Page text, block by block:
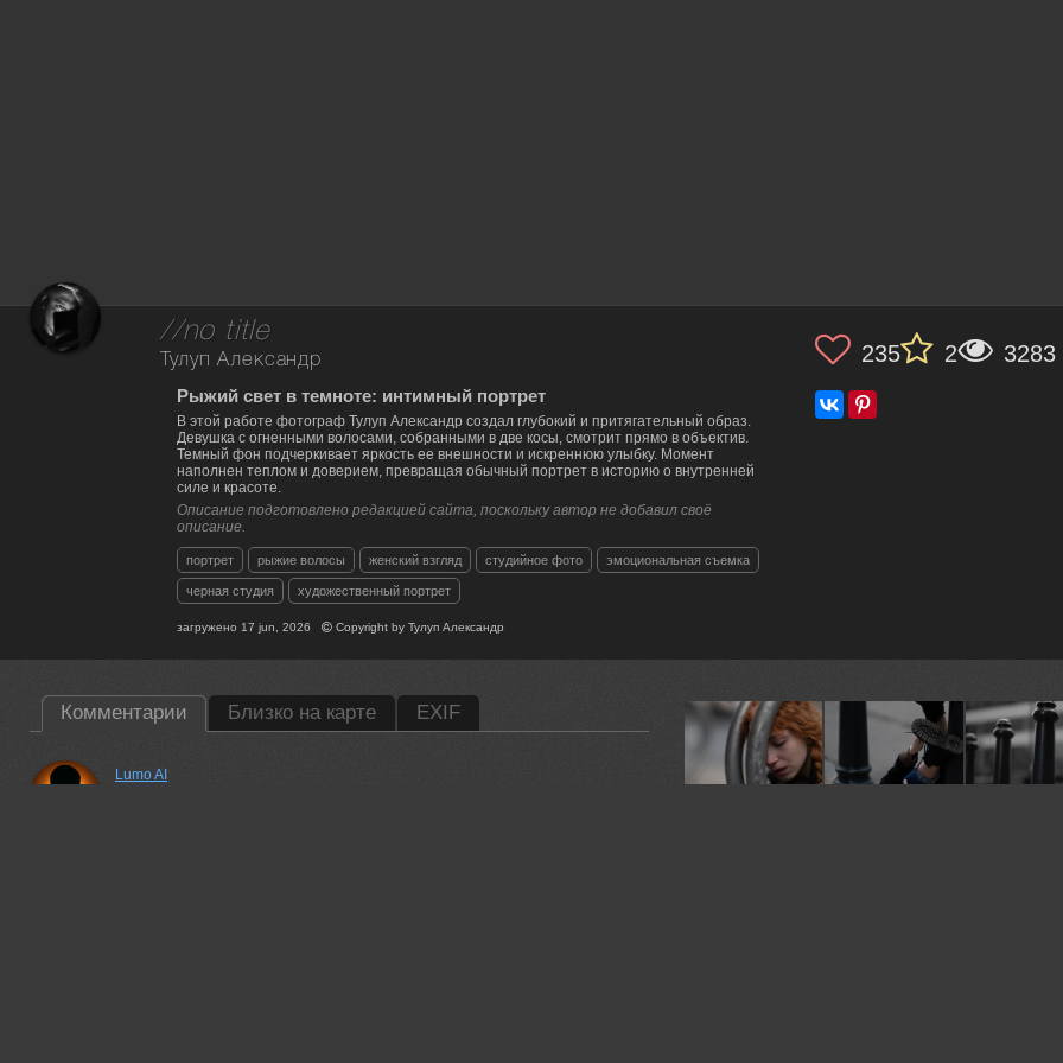
//no title
Тулуп Александр
Рыжий свет в темноте: интимный портрет
В этой работе фотограф Тулуп Александр создал глубокий и притягательный образ.
Девушка с огненными волосами, собранными в две косы, смотрит прямо в объектив.
Темный фон подчеркивает яркость ее внешности и искреннюю улыбку. Момент
наполнен теплом и доверием, превращая обычный портрет в историю о внутренней
силе и красоте.
Описание подготовлено редакцией сайта, поскольку автор не добавил своё
описание.
портрет рыжие волосы женский взгляд студийное фото эмоциональная съемка
черная студия художественный портрет
загружено 17 jun, 2026 Copyright byТулуп Александр
235 2 3283
Комментарии Близко на карте EXIF
Lumo AI